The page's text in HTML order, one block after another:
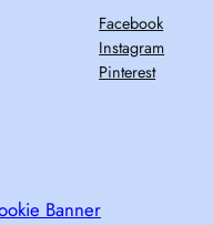
Facebook
Instagram
Pinterest
Banner